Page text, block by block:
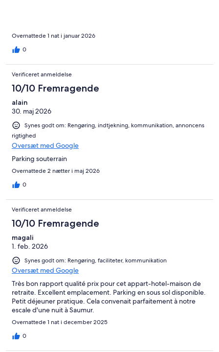
Overnattede 1 nat i januar 2026
0
Verificeret anmeldelse
10/10 Fremragende
alain
30. maj 2026
Synes godt om: Rengøring, indtjekning, kommunikation, annoncens
rigtighed
Oversæt med Google
Parking souterrain
Overnattede 2 nætter i maj 2026
0
Verificeret anmeldelse
10/10 Fremragende
magali
1. feb. 2026
Synes godt om: Rengøring, faciliteter, kommunikation
Oversæt med Google
Très bon rapport qualité prix pour cet appart-hotel-maison de
retraite. Excellent emplacement. Parking en sous sol disponible.
Petit déjeuner pratique. Cela convenait parfaitement à notre
escale d'une nuit à Saumur.
Overnattede 1 nat i december 2025
0